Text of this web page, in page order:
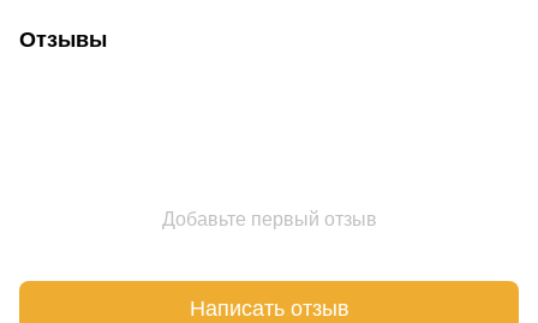
Отзывы
Добавьте первый отзыв
Написать отзыв